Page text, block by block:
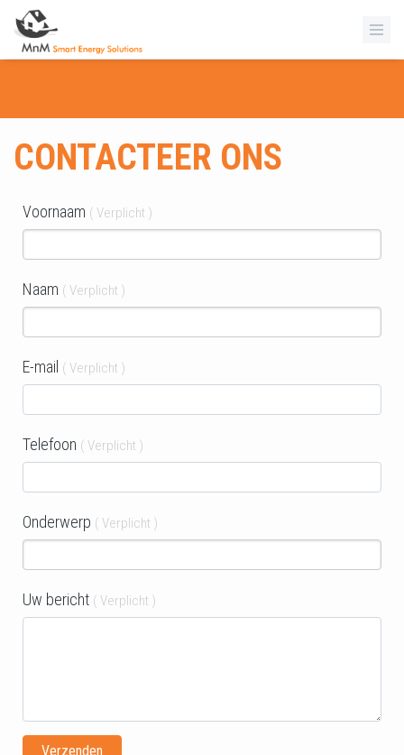
CONTACTEER ONS
Voornaam ( Verplicht )
Naam ( Verplicht )
E-mail ( Verplicht )
Telefoon ( Verplicht )
Onderwerp ( Verplicht )
Uw bericht ( Verplicht )
Verzenden